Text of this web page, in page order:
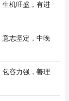
生机旺盛，有进
意志坚定，中晚
包容力强，善理